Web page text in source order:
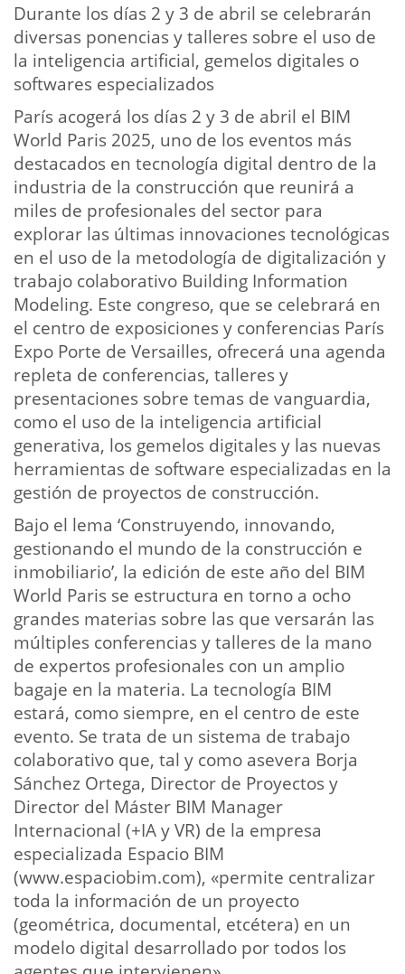
Durante los días 2 y 3 de abril se celebrarán
diversas ponencias y talleres sobre el uso de
la inteligencia artificial, gemelos digitales o
softwares especializados
París acogerá los días 2 y 3 de abril el BIM
World Paris 2025, uno de los eventos más
destacados en tecnología digital dentro de la
industria de la construcción que reunirá a
miles de profesionales del sector para
explorar las últimas innovaciones tecnológicas
en el uso de la metodología de digitalización y
trabajo colaborativo Building Information
Modeling. Este congreso, que se celebrará en
el centro de exposiciones y conferencias París
Expo Porte de Versailles, ofrecerá una agenda
repleta de conferencias, talleres y
presentaciones sobre temas de vanguardia,
como el uso de la inteligencia artificial
generativa, los gemelos digitales y las nuevas
herramientas de software especializadas en la
gestión de proyectos de construcción.
Bajo el lema ‘Construyendo, innovando,
gestionando el mundo de la construcción e
inmobiliario’, la edición de este año del BIM
World Paris se estructura en torno a ocho
grandes materias sobre las que versarán las
múltiples conferencias y talleres de la mano
de expertos profesionales con un amplio
bagaje en la materia. La tecnología BIM
estará, como siempre, en el centro de este
evento. Se trata de un sistema de trabajo
colaborativo que, tal y como asevera Borja
Sánchez Ortega, Director de Proyectos y
Director del Máster BIM Manager
Internacional (+IA y VR) de la empresa
especializada Espacio BIM
(www.espaciobim.com), «permite centralizar
toda la información de un proyecto
(geométrica, documental, etcétera) en un
modelo digital desarrollado por todos los